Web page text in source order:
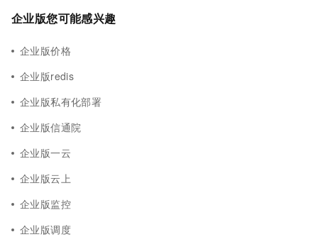
企业版您可能感兴趣
企业版价格
企业版redis
企业版私有化部署
企业版信通院
企业版一云
企业版云上
企业版监控
企业版调度